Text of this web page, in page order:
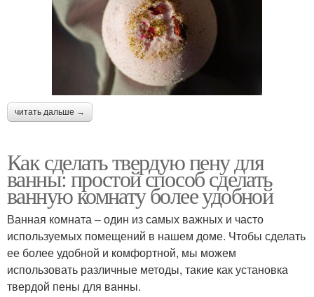
читать дальше →
Как сделать твердую пену для
ванны: простой способ сделать
ванную комнату более удобной
Ванная комната – один из самых важных и часто
используемых помещений в нашем доме. Чтобы сделать
ее более удобной и комфортной, мы можем
использовать различные методы, такие как установка
твердой пены для ванны.